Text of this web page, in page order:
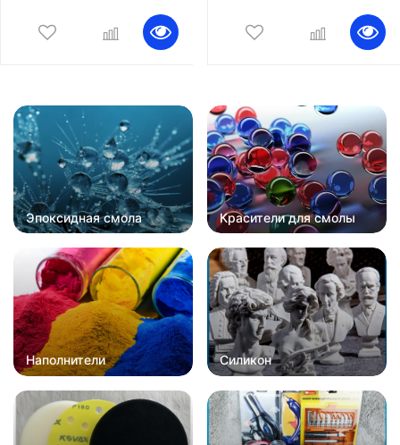
Эпоксидная смола Красители для смолы
Наполнители Силикон